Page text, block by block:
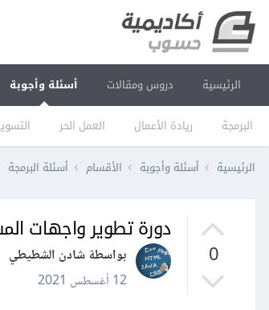
الرئيسية دروس ومقالات أسئلة وأجوبة
البرمجة ريادة الأعمال العمل الحر
الرئيسية أسئلة وأجوبة الأقسام أسئلة البرمجة
0
دورة تطوير واجهات
بواسطة شادن الشطيطي
12 أغسطس 2021